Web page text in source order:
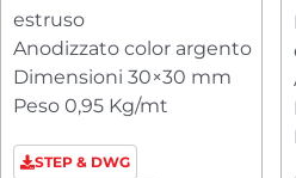
estruso
Anodizzato color argento
Dimensioni 30×30 mm
Peso 0,95 Kg/mt
STEP & DWG